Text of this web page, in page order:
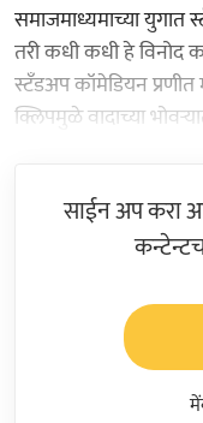
समाजमाध्यमाच्या युगात
तरी कधी कधी हे विनोद
स्टँडअप कॉमेडियन प्रणीत
क्लिपमुळे वादाच्या
साईन अप करा